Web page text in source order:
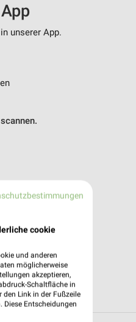
unserer App.
cookie
und anderen
möglicherweise
akzeptieren,
Schaltfläche in
den Link in der Fußzeile
Diese Entscheidungen